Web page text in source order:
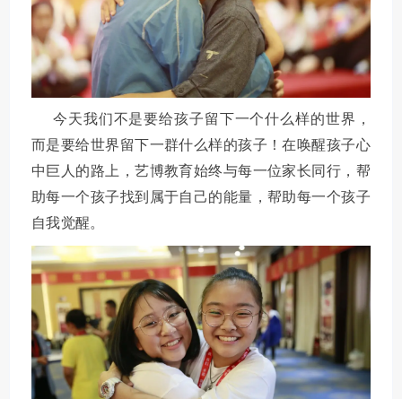
今天我们不是要给孩子留下一个什么样的世界，
而是要给世界留下一群什么样的孩子！在唤醒孩子心
中巨人的路上，艺博教育始终与每一位家长同行，帮
助每一个孩子找到属于自己的能量，帮助每一个孩子
自我觉醒。